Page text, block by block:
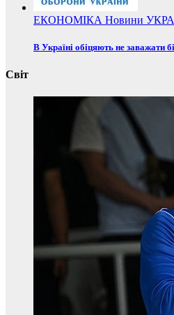
ЕКОНОМІКА Новини
В Україні обіцяють не заважати
Світ